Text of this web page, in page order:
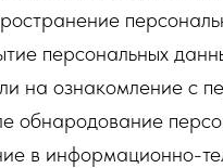
персональных
на ознакомление с
обнародование
в информационно-